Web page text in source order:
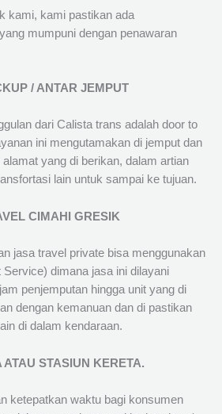
kami, kami pastikan ada
mumpuni dengan penawaran
/ ANTAR JEMPUT
dari Calista trans adalah door to
ini mengutamakan di jemput dan
yang di berikan, dalam artian
lain untuk sampai ke tujuan.
CIMAHI GRESIK
jasa travel private bisa menggunakan
dimana jasa ini dilayani
penjemputan hingga unit yang di
dengan kemanuan dan di pastikan
di dalam kendaraan.
STASIUN KERETA.
ketepatkan waktu bagi konsumen